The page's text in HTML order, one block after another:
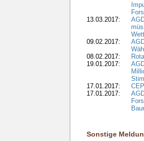
13.03.2017:
09.02.2017:
08.02.2017:
19.01.2017:
17.01.2017:
17.01.2017:
Sonstige